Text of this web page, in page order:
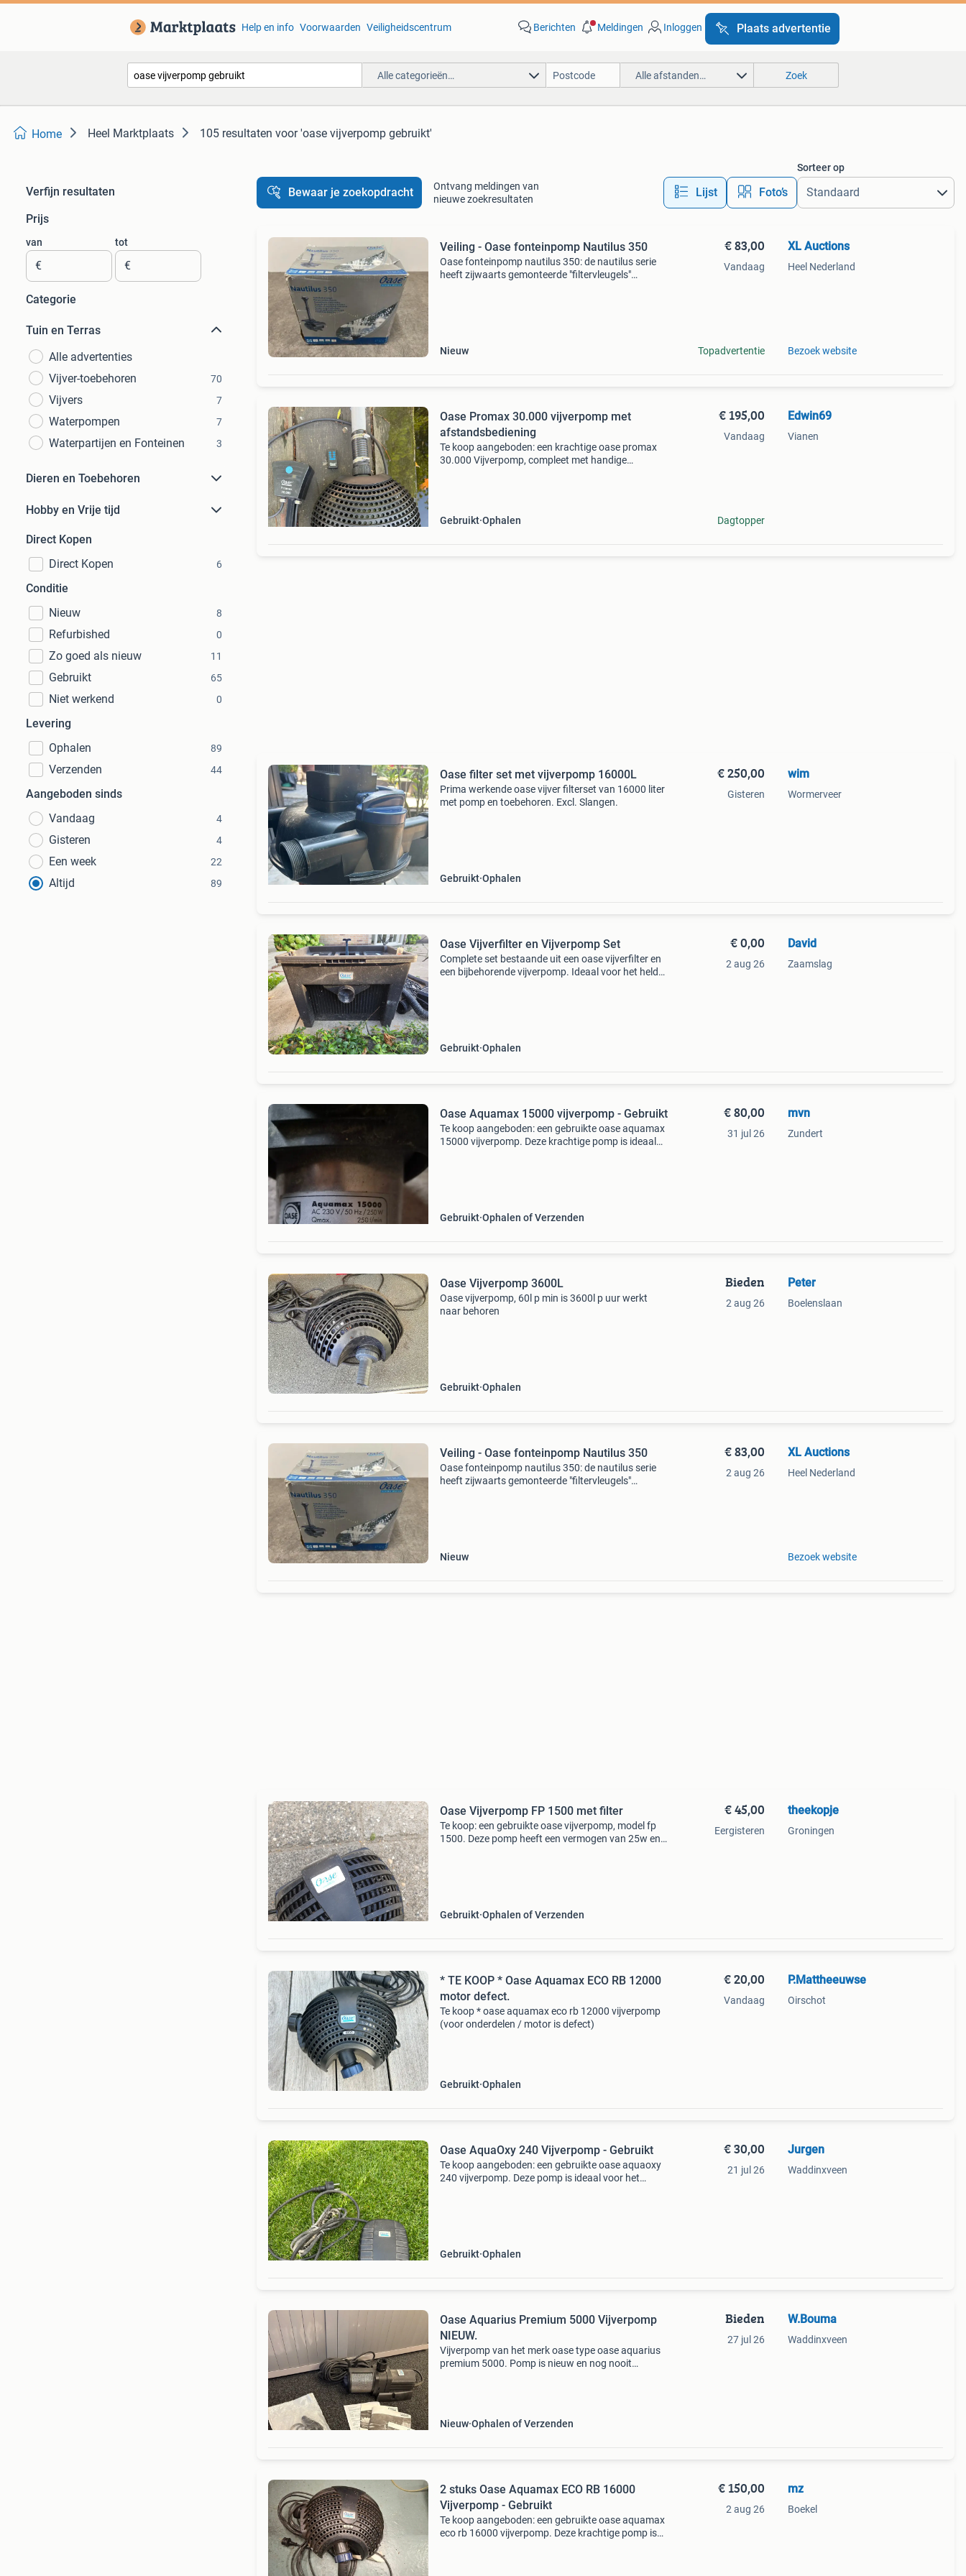
Help en info Voorwaarden Veiligheidscentrum Berichten Meldingen Inloggen Plaats advertentie
Alle categorieën… Alle afstanden… Zoek
Home Heel Marktplaats 105 resultaten voor 'oase vijverpomp gebruikt'
Verfijn resultaten
Prijs
van
€
tot
€
Categorie
Tuin en Terras
Alle advertenties
Vijver-toebehoren
70
Vijvers 7
Waterpompen 7
Waterpartijen en Fonteinen 3
Dieren en Toebehoren
Hobby en Vrije tijd
Direct Kopen
Direct Kopen
6
Conditie
Nieuw
8
Refurbished 0
Zo goed als nieuw 11
Gebruikt 65
Niet werkend 0
Levering
Ophalen
89
Verzenden 44
Aangeboden sinds
Vandaag
4
Gisteren 4
Een week 22
Altijd 89
Bewaar je zoekopdracht
Ontvang meldingen van
nieuwe zoekresultaten
Lijst Foto’s
Sorteer op
Veiling - Oase fonteinpomp Nautilus 350
Oase fonteinpomp nautilus 350: de nautilus serie
heeft zijwaarts gemonteerde "filtervleugels"
Nieuw
€ 83,00
Vandaag
Topadvertentie
XL Auctions
Heel Nederland
Bezoek website
Oase Promax 30.000 vijverpomp met
afstandsbediening
Te koop aangeboden: een krachtige oase promax
30.000 Vijverpomp, compleet met handige
Gebruikt Ophalen
€ 195,00
Vandaag
Dagtopper
Edwin69
Vianen
Oase filter set met vijverpomp 16000L
Prima werkende oase vijver filterset van 16000 liter
met pomp en toebehoren. Excl. Slangen.
Gebruikt Ophalen
€ 250,00
Gisteren
wim
Wormerveer
Oase Vijverfilter en Vijverpomp Set
Complete set bestaande uit een oase vijverfilter en
een bijbehorende vijverpomp. Ideaal voor het helder
Gebruikt Ophalen
€ 0,00
2 aug 26
David
Zaamslag
Oase Aquamax 15000 vijverpomp - Gebruikt
Te koop aangeboden: een gebruikte oase aquamax
15000 vijverpomp. Deze krachtige pomp is ideaal
Gebruikt Ophalen of Verzenden
€ 80,00
31 jul 26
mvn
Zundert
Oase Vijverpomp 3600L
Oase vijverpomp, 60l p min is 3600l p uur werkt
naar behoren
Gebruikt Ophalen
Bieden
2 aug 26
Peter
Boelenslaan
Veiling - Oase fonteinpomp Nautilus 350
Oase fonteinpomp nautilus 350: de nautilus serie
heeft zijwaarts gemonteerde "filtervleugels"
Nieuw
€ 83,00
2 aug 26
XL Auctions
Heel Nederland
Bezoek website
Oase Vijverpomp FP 1500 met filter
Te koop: een gebruikte oase vijverpomp, model fp
1500. Deze pomp heeft een vermogen van 25w en
Gebruikt Ophalen of Verzenden
€ 45,00
Eergisteren
theekopje
Groningen
* TE KOOP * Oase Aquamax ECO RB 12000
motor defect.
Te koop * oase aquamax eco rb 12000 vijverpomp
(voor onderdelen / motor is defect)
Gebruikt Ophalen
€ 20,00
Vandaag
P.Mattheeuwse
Oirschot
Oase AquaOxy 240 Vijverpomp - Gebruikt
Te koop aangeboden: een gebruikte oase aquaoxy
240 vijverpomp. Deze pomp is ideaal voor het
Gebruikt Ophalen
€ 30,00
21 jul 26
Jurgen
Waddinxveen
Oase Aquarius Premium 5000 Vijverpomp
NIEUW.
Vijverpomp van het merk oase type oase aquarius
premium 5000. Pomp is nieuw en nog nooit
Nieuw Ophalen of Verzenden
Bieden
27 jul 26
W.Bouma
Waddinxveen
2 stuks Oase Aquamax ECO RB 16000
Vijverpomp - Gebruikt
Te koop aangeboden: een gebruikte oase aquamax
eco rb 16000 vijverpomp. Deze krachtige pomp is
€ 150,00
2 aug 26
mz
Boekel